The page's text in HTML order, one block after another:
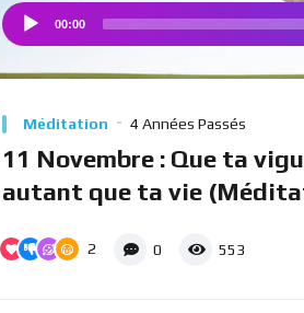
Player
00:00
Méditation 4 Années Passés
11 Novembre : Que ta
autant que ta vie
2 0 553